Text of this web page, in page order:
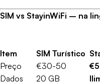
SIM vs StayinWiFi – na
Item SIM Turístico
Preço
€30-50
Dados
20 GB